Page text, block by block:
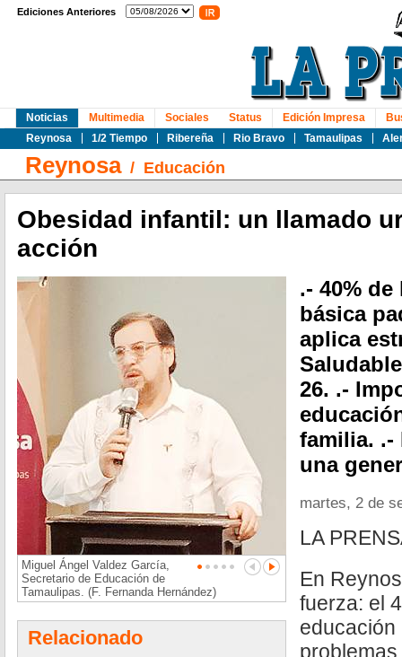
Ediciones Anteriores
Noticias
Reynosa
1/2 Tiempo Ribereña Rio Bravo Tamaulipas
Multimedia Sociales Status Edición Impresa
Reynosa/ Educación
Obesidad infantil: un llamado
acción
Miguel Ángel Valdez García,
Secretario de Educación de
Tamaulipas. (F. Fernanda Hernández)
Relacionado
.- 40%
básica
aplica
26. .-
familia. .-
una
martes, 2 de
LA
En
fuerza: el
educación